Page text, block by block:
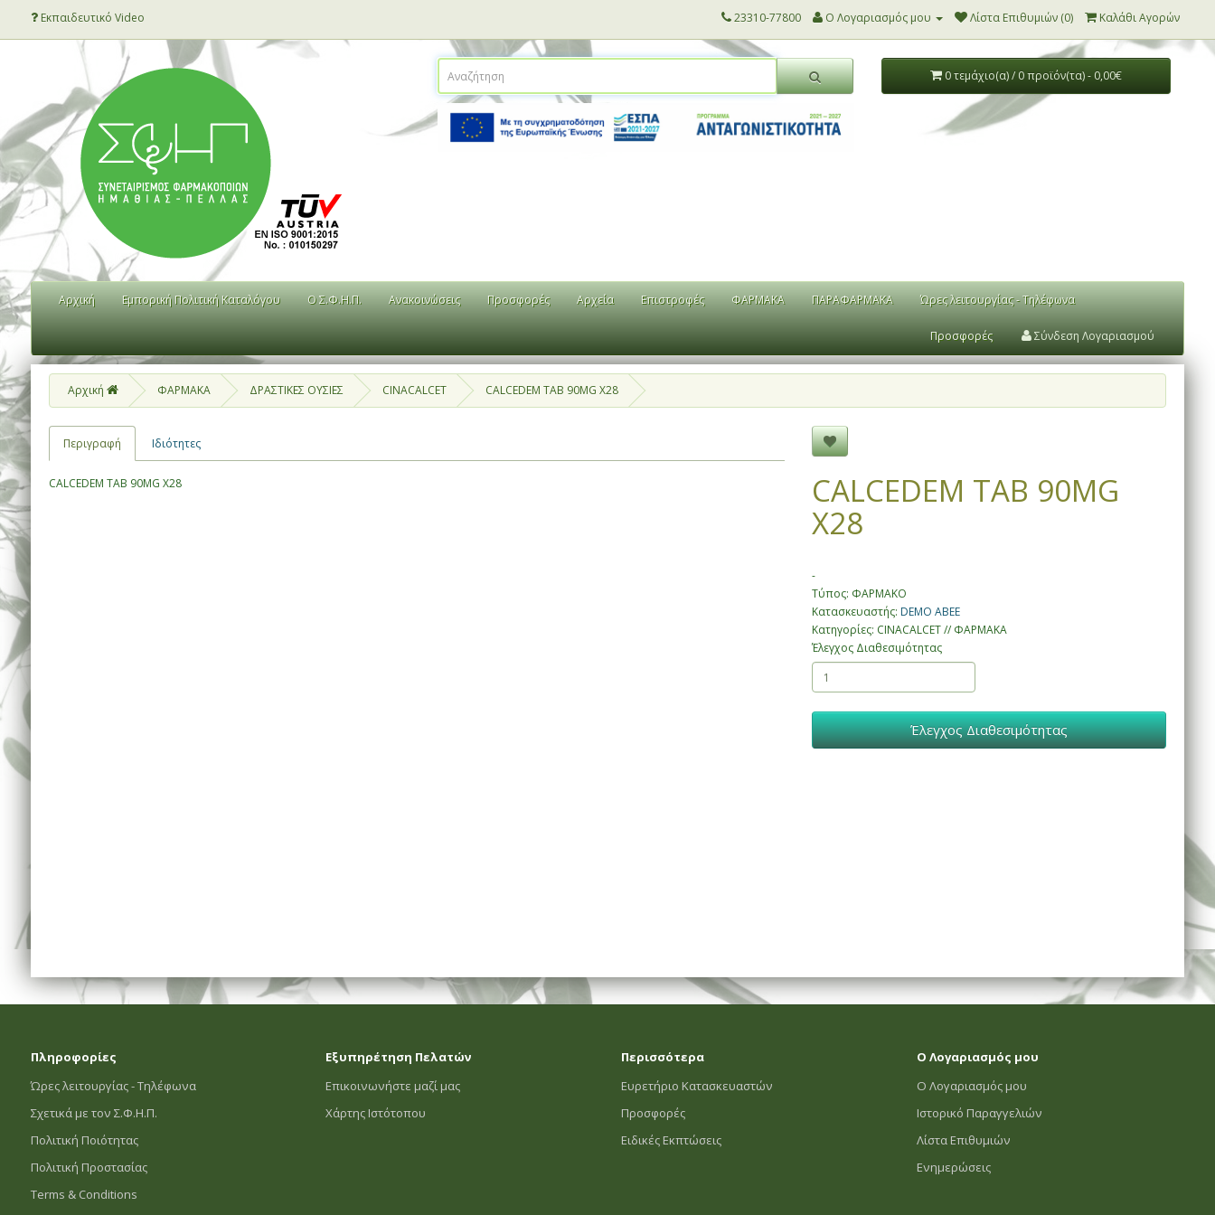
Εκπαιδευτικό Video 23310-77800 Ο Λογαριασμός μου Λίστα Επιθυμιών (0) Καλάθι Αγορών
0 τεμάχιο(α) / 0 προϊόν(τα) - 0,00€
Αρχική Εμπορική Πολιτική Καταλόγου Ο Σ.Φ.Η.Π. Ανακοινώσεις Προσφορές Αρχεία Επιστροφές ΦΑΡΜΑΚΑ ΠΑΡΑΦΑΡΜΑΚΑ Ώρες λειτουργίας - Τηλέφωνα
Προσφορές Σύνδεση Λογαριασμού
Αρχική ΦΑΡΜΑΚΑ ΔΡΑΣΤΙΚΕΣ ΟΥΣΙΕΣ CINACALCET CALCEDEM TAB 90MG X28
Περιγραφή Ιδιότητες
CALCEDEM TAB 90MG X28
CALCEDEM TAB 90MG
X28
-
Τύπος: ΦΑΡΜΑΚΟ
Κατασκευαστής: DEMO ABEE
Κατηγορίες: CINACALCET // ΦΑΡΜΑΚΑ
Έλεγχος Διαθεσιμότητας
Έλεγχος Διαθεσιμότητας
Πληροφορίες
Ώρες λειτουργίας - Τηλέφωνα
Σχετικά με τον Σ.Φ.Η.Π.
Πολιτική Ποιότητας
Πολιτική Προστασίας
Terms & Conditions
Εξυπηρέτηση Πελατών
Επικοινωνήστε μαζί μας
Χάρτης Ιστότοπου
Περισσότερα
Ευρετήριο Κατασκευαστών
Προσφορές
Ειδικές Εκπτώσεις
Ο Λογαριασμός μου
Ο Λογαριασμός μου
Ιστορικό Παραγγελιών
Λίστα Επιθυμιών
Ενημερώσεις